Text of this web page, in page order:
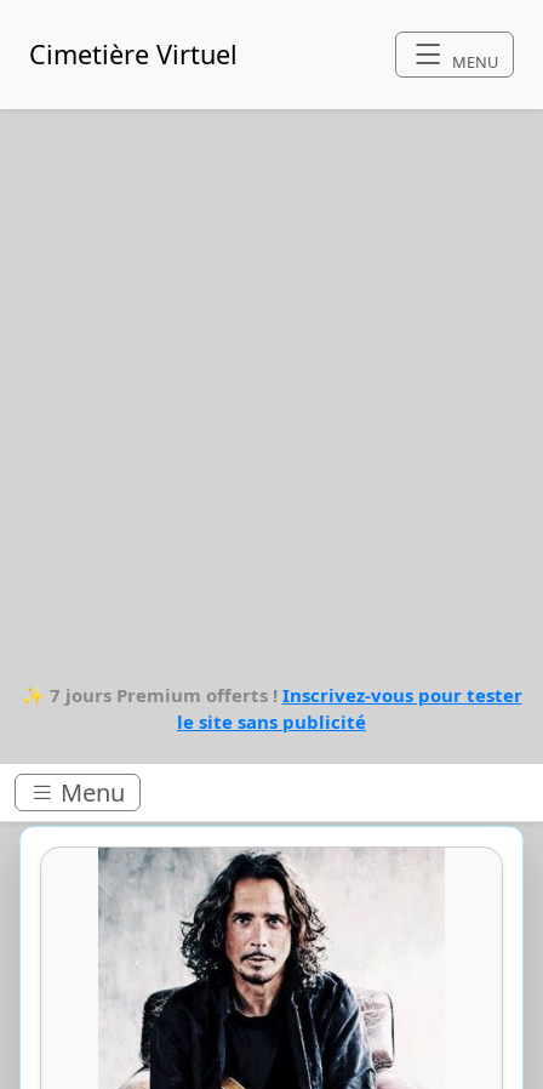
Cimetière Virtuel MENU
✨ 7 jours Premium offerts ! Inscrivez-vous pour tester
le site sans publicité
Menu